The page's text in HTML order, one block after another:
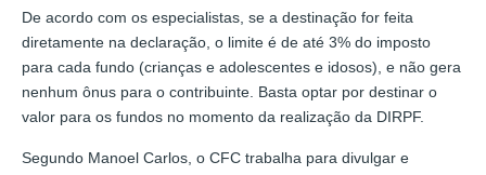
De acordo com os especialistas, se a destinação for feita
diretamente na declaração, o limite é de até 3% do imposto
para cada fundo (crianças e adolescentes e idosos), e não gera
nenhum ônus para o contribuinte. Basta optar por destinar o
valor para os fundos no momento da realização da DIRPF.
Segundo Manoel Carlos, o CFC trabalha para divulgar e